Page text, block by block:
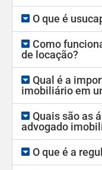
O que é
Como
de locação?
Qual é a
imobiliário em
Quais são as
advogado
O que é a